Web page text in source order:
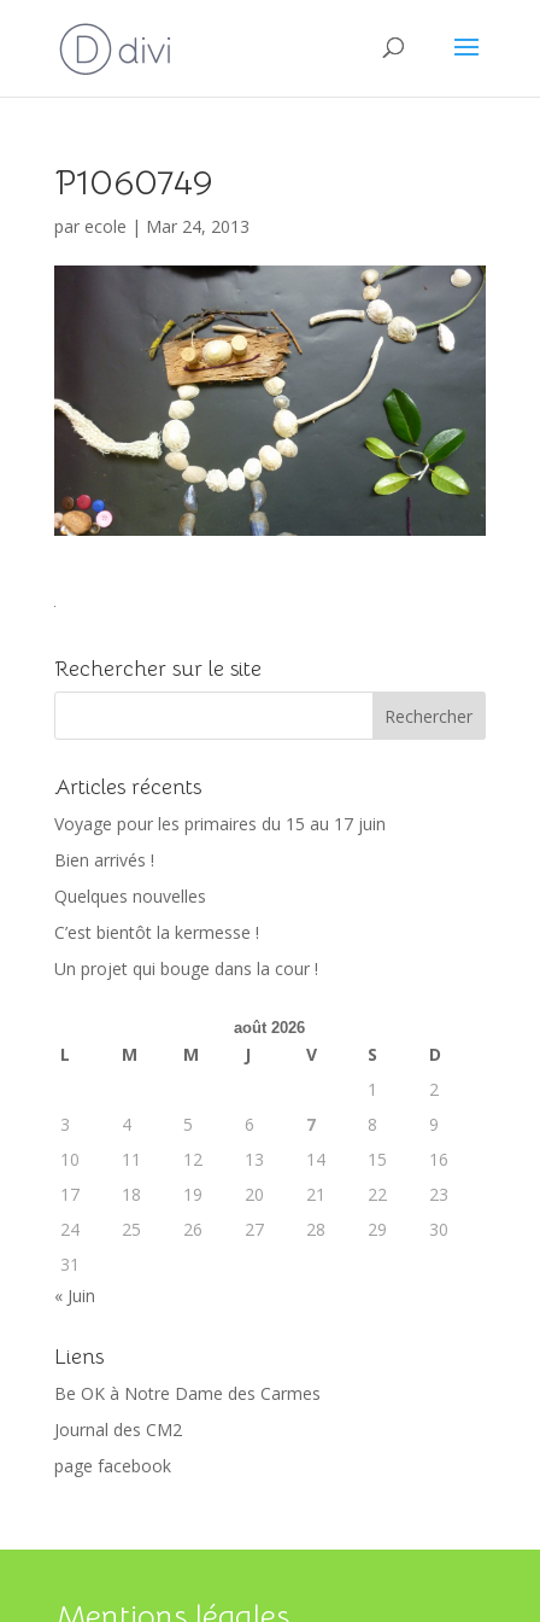
P1060749
par ecole | Mar 24, 2013
Rechercher sur le site
Articles récents
Voyage pour les primaires du 15 au 17 juin
Bien arrivés !
Quelques nouvelles
C’est bientôt la kermesse !
Un projet qui bouge dans la cour !
août 2026
L M M J V S
D
1
2
3
4 5 6 7 8
9
10
11 12 13 14 15
16
17
18 19 20 21 22
23
24
25 26 27 28 29
30
31
« Juin
Liens
Be OK à Notre Dame des Carmes
Journal des CM2
page facebook